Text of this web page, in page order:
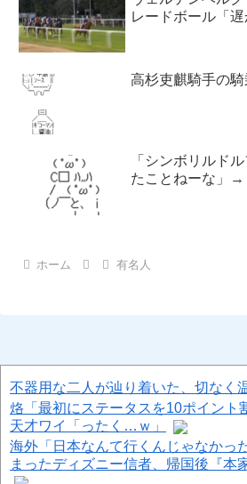
レードボール「遅
高杉吏麒騎手の
「シンボリルド
たことねーな」→
ホーム 有名人
不器用な二人が辿り着いた、切なく
烙「最初にステータスを10ポイント
天才ワイ「ったく…ｗ」
海外「日本なんて行くんじゃなかっ
まったディズニー信者、帰国後『本